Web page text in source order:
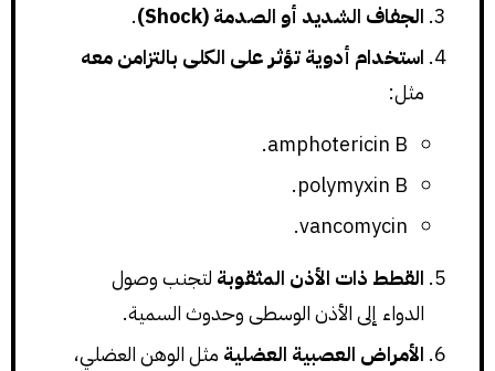
الجفاف الشديد أو الصدمة (Shock)
.
استخدام أدوية تؤثر على الكلى بالتزامن معه
مثل:
amphotericin B.
polymyxin B.
vancomycin.
القطط ذات الأذن المثقوبة لتجنب وصول
الدواء إلى الأذن الوسطى وحدوث السمية.
الأمراض العصبية العضلية مثل الوهن العضلي،